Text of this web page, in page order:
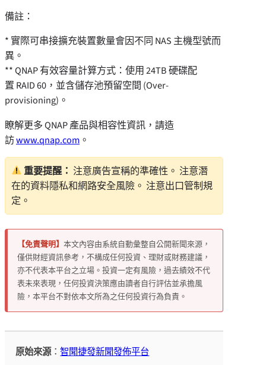
備註：
* 實際可串接擴充裝置數量會因不同 NAS 主機型號而
異。
** QNAP 有效容量計算方式：使用 24TB 硬碟配
置 RAID 60，並含儲存池預留空間 (Over-
provisioning)。
瞭解更多 QNAP 產品與相容性資訊，請造
訪www.qnap.com 。
重要提醒： 注意廣告宣稱的準確性。 注意潛
在的資料隱私和網路安全風險。 注意出口管制規
定。
【免責聲明】 本文內容由系統自動彙整自公開新聞來源，
僅供財經資訊參考，不構成任何投資、理財或財務建議，
亦不代表本平台之立場。投資一定有風險，過去績效不代
表未來表現，任何投資決策應由讀者自行評估並承擔風
險，本平台不對依本文所為之任何投資行為負責。
原始來源：智聞捷發新聞發佈平台